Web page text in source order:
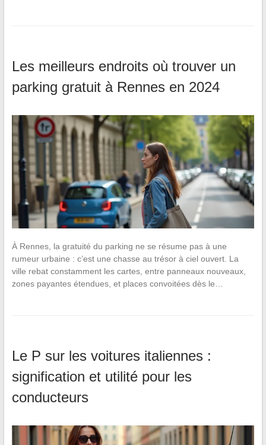
Les meilleurs endroits où trouver un
parking gratuit à Rennes en 2024
À Rennes, la gratuité du parking ne se résume pas à une
rumeur urbaine : c’est une chasse au trésor à ciel ouvert. La
ville rebat constamment les cartes, entre panneaux nouveaux,
zones payantes étendues, et places convoitées dès le…
Le P sur les voitures italiennes :
signification et utilité pour les
conducteurs